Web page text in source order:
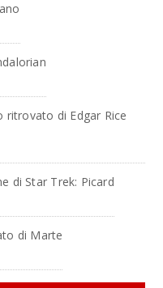
di Edgar Rice
di Star Trek: Picard
di Marte